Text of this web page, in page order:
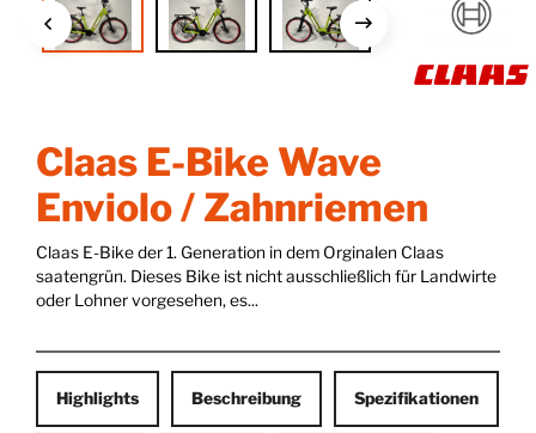
Claas E-Bike Wave
Enviolo / Zahnriemen
Claas E-Bike der 1. Generation in dem Orginalen Claas
saatengrün. Dieses Bike ist nicht ausschließlich für Landwirte
oder Lohner vorgesehen, es...
Highlights Beschreibung Spezifikationen